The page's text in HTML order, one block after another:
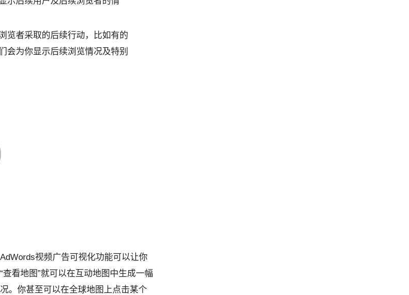
览者采取的后续行动，比如有的
会为你显示后续浏览情况及特别
AdWords视频广告可视化功能可以让你
看地图”就可以在互动地图中生成一幅
。你甚至可以在全球地图上点击某个